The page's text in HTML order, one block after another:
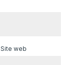
Site web